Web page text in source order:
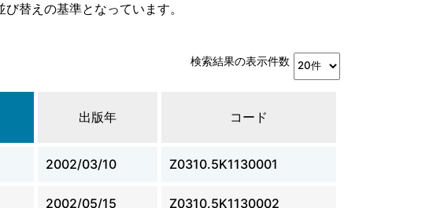
替えの基準となっています。
検索結果の表示件数
出版年 コード
2002/03/10 Z0310.5K1130001
2002/05/15 Z0310.5K1130002